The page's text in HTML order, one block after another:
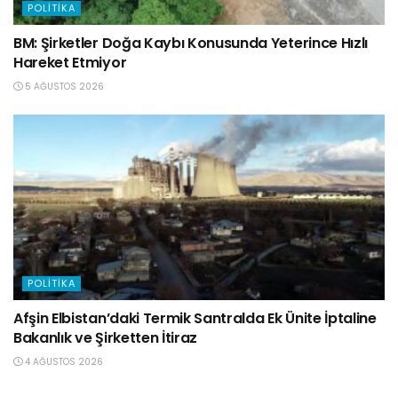
POLITIKA
BM: Şirketler Doğa Kaybı Konusunda Yeterince Hızlı
Hareket Etmiyor
5 AĞUSTOS 2026
POLITIKA
Afşin Elbistan’daki Termik Santralda Ek Ünite İptaline
Bakanlık ve Şirketten İtiraz
4 AĞUSTOS 2026